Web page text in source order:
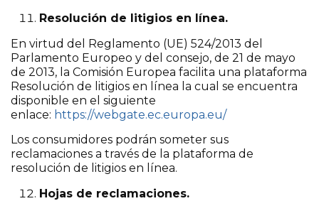
Resolución de litigios en línea.
En virtud del Reglamento (UE) 524/2013 del
Parlamento Europeo y del consejo, de 21 de mayo
de 2013, la Comisión Europea facilita una plataforma
Resolución de litigios en línea la cual se encuentra
disponible en el siguiente
enlace: https://webgate.ec.europa.eu/
Los consumidores podrán someter sus
reclamaciones a través de la plataforma de
resolución de litigios en línea.
Hojas de reclamaciones.